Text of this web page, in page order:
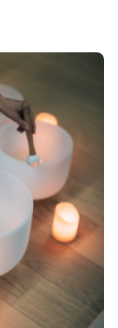
de rencontre
suivi d’une
afin d’apaiser le
sécurisant. Les
ensuite
libérer des
de
BAIN SONORE
première
et intégration
intérieure,
en mouvement